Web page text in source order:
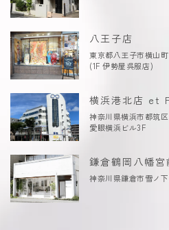
八王子店
東京都八王子市横山
(1F 伊勢屋呉服店)
横浜港北店 et
神奈川県横浜市都筑
愛眼横浜ビル3F
鎌倉鶴岡八幡宮
神奈川県鎌倉市雪ノ